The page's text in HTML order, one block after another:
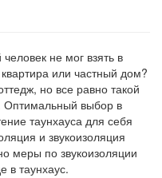
не мог взять в
или частный дом?
но все равно такой
Оптимальный выбор в
таунхауса для себя
и звукоизоляция
меры по звукоизоляции
в таунхаус.